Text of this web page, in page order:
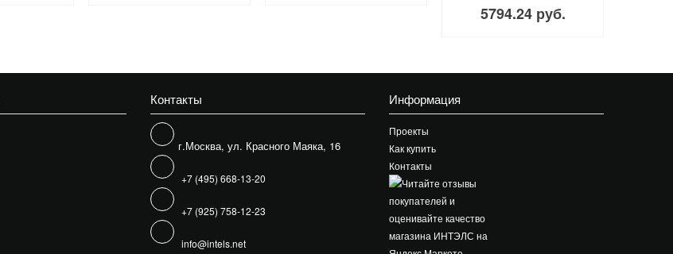
5794.24 руб.
Контакты
г.Москва, ул. Красного Маяка, 16
+7 (495) 668-13-20
+7 (925) 758-12-23
info@intels.net
Информация
Проекты
Как купить
Контакты